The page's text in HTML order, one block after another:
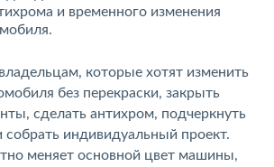
и временного изменения
которые хотят изменить
без перекраски, закрыть
сделать антихром, подчеркнуть
собрать индивидуальный проект.
меняет основной цвет машины,